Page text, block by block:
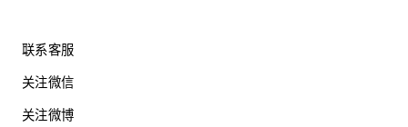
联系客服
关注微信
关注微博